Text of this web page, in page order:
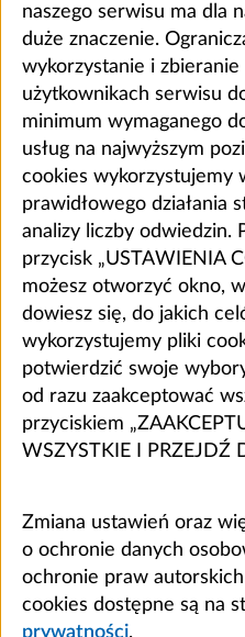
naszego serwisu ma dla
duże znaczenie.
wykorzystanie i
użytkownikach serwisu
minimum wymaganego
usług na najwyższym
cookies wykorzystujemy
prawidłowego działania
analizy liczby odwiedzin.
przycisk „USTAWIENIA
możesz otworzyć okno,
dowiesz się, do jakich
wykorzystujemy pliki
potwierdzić swoje
od razu zaakceptować
przyciskiem
WSZYSTKIE I PRZEJDŹ
Zmiana ustawień oraz
o ochronie danych
ochronie praw
cookies dostępne są na
prywatności.